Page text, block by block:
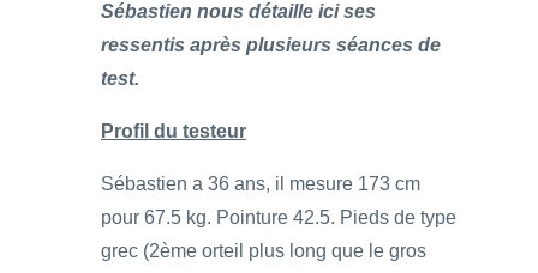
Sébastien nous détaille ici ses
ressentis après plusieurs séances de
test.
Profil du testeur
Sébastien a 36 ans, il mesure 173 cm
pour 67.5 kg. Pointure 42.5. Pieds de type
grec (2ème orteil plus long que le gros